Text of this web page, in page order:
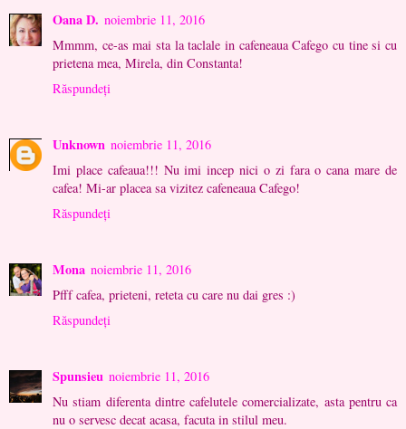
Oana D. noiembrie 11, 2016
Mmmm, ce-as mai sta la taclale in cafeneaua Cafego cu tine si cu
prietena mea, Mirela, din Constanta!
Răspundeți
Unknown noiembrie 11, 2016
Imi place cafeaua!!! Nu imi incep nici o zi fara o cana mare de
cafea! Mi-ar placea sa vizitez cafeneaua Cafego!
Răspundeți
Mona noiembrie 11, 2016
Pfff cafea, prieteni, reteta cu care nu dai gres :)
Răspundeți
Spunsieu noiembrie 11, 2016
Nu stiam diferenta dintre cafelutele comercializate, asta pentru ca
nu o servesc decat acasa, facuta in stilul meu.